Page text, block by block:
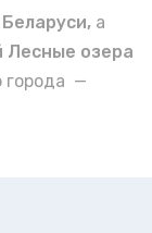
а
Лесные озера
города —